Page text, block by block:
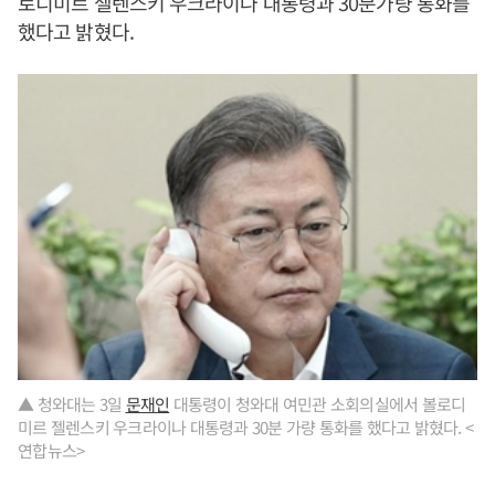
했다고 밝혔다.
▲ 청와대는 3일 문재인 대통령이 청와대 여민관 소회의실에서 볼로디
미르 젤렌스키 우크라이나 대통령과 30분 가량 통화를 했다고 밝혔다. <
연합뉴스>